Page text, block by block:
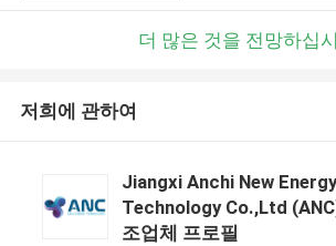
더 많은 것을 전망하십
저희에 관하여
Jiangxi Anchi New Energy
Technology Co.,Ltd
조업체 프로필